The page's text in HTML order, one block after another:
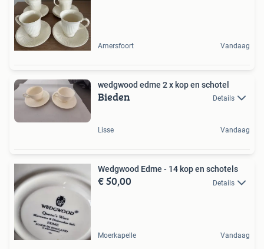
Amersfoort Vandaag
wedgwood edme 2 x kop en schotel
Bieden Details
Lisse Vandaag
Wedgwood Edme - 14 kop en schotels
€ 50,00 Details
Moerkapelle Vandaag